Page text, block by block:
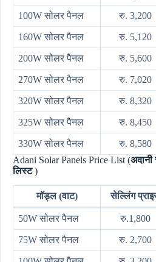
100W सोलर पैनल रु. 3,200
160W सोलर पैनल रु. 5,120
200W सोलर पैनल रु. 5,600
270W सोलर पैनल रु. 7,020
320W सोलर पैनल रु. 8,320
325W सोलर पैनल रु. 8,450
330W सोलर पैनल रु. 8,580
Adani Solar Panels Price List (
लिस्ट)
मॉड्ल (वाट) सेल्लिंग
50W सोलर पैनल रु.1,800
75W सोलर पैनल रु. 2,700